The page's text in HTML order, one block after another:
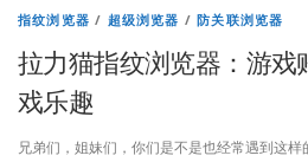
球
市
场
指纹浏览器 / 超级浏览器 /防关联浏览器
拉力猫指纹浏览器：游戏
戏乐趣
兄弟们，姐妹们，你们是不是也经常遇到这